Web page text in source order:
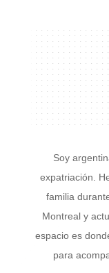
Soy
expatriación.
familia
Montreal y
espacio es
para